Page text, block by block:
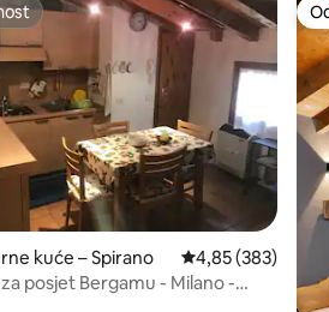
5, recenzija: 15
kuće – Spirano Prosječna
4,85 (383)
posjet Bergamu - Milano -